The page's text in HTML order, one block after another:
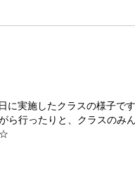
実施したクラスの様子で
行ったりと、クラスのみ